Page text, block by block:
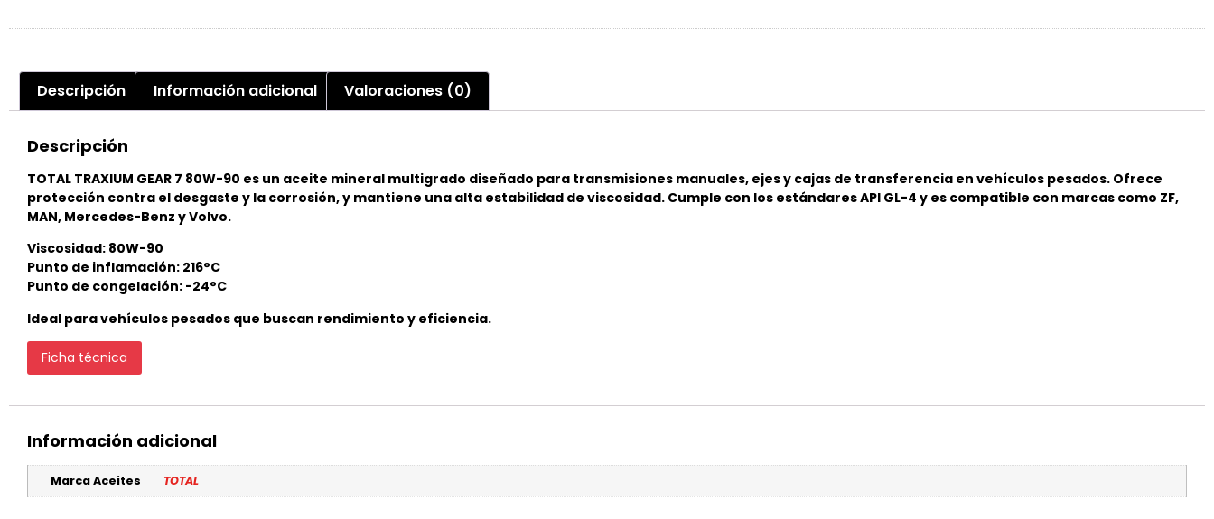
Descripción Información adicional Valoraciones (0)
Descripción
TOTAL TRAXIUM GEAR 7 80W-90 es un aceite mineral multigrado diseñado para transmisiones manuales, ejes y cajas de transferencia en vehículos pesados. Ofrece
protección contra el desgaste y la corrosión, y mantiene una alta estabilidad de viscosidad. Cumple con los estándares API GL-4 y es compatible con marcas como ZF,
MAN, Mercedes-Benz y Volvo.
Viscosidad: 80W-90
Punto de inflamación: 216°C
Punto de congelación: -24°C
Ideal para vehículos pesados que buscan rendimiento y eficiencia.
Ficha técnica
Información adicional
Marca Aceites TOTAL